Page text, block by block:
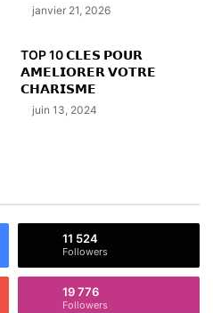
janvier 21, 2026
TOP 10 𝗖𝗟𝗘𝗦 𝗣𝗢𝗨𝗥
𝗔𝗠𝗘𝗟𝗜𝗢𝗥𝗘𝗥 𝗩𝗢𝗧𝗥𝗘
𝗖𝗛𝗔𝗥𝗜𝗦𝗠𝗘
juin 13, 2024
11 524
Followers
19 776
Followers